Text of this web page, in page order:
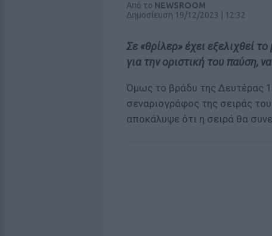
Από το NEWSROOM
Δημοσίευση 19/12/2023 | 12:32
Σε «θρίλερ» έχει εξελιχθεί
για την οριστική του παύση,
Όμως το βράδυ της Δευτέρας
σεναριογράφος της σειράς
αποκάλυψε ότι η σειρά θα